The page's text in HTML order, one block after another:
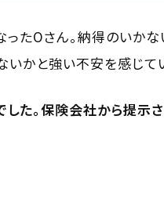
ったOさん。納得のいか
かと強い不安を感じて
た。保険会社から提示